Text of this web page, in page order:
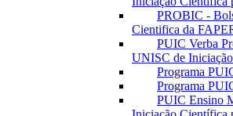
PROBIC -
Cientifica da
PUIC Verba
UNISC de
Programa
Programa
PUIC Ensino